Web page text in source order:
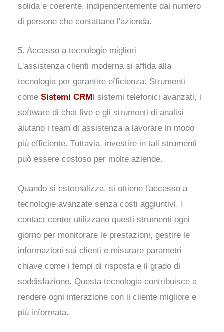
solida e coerente, indipendentemente dal numero
di persone che contattano l'azienda.
5. Accesso a tecnologie migliori
L'assistenza clienti moderna si affida alla
tecnologia per garantire efficienza. Strumenti
comeSistemi CRMI sistemi telefonici avanzati, i
software di chat live e gli strumenti di analisi
aiutano i team di assistenza a lavorare in modo
più efficiente. Tuttavia, investire in tali strumenti
può essere costoso per molte aziende.
Quando si esternalizza, si ottiene l'accesso a
tecnologie avanzate senza costi aggiuntivi. I
contact center utilizzano questi strumenti ogni
giorno per monitorare le prestazioni, gestire le
informazioni sui clienti e misurare parametri
chiave come i tempi di risposta e il grado di
soddisfazione. Questa tecnologia contribuisce a
rendere ogni interazione con il cliente migliore e
più informata.